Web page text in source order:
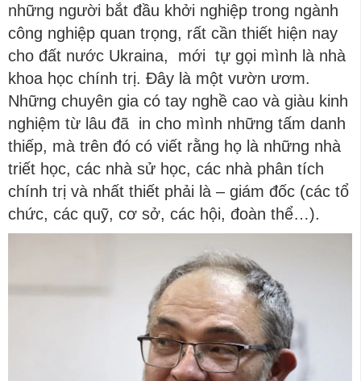
những người bắt đầu khởi nghiệp trong ngành
công nghiệp quan trọng, rất cần thiết hiện nay
cho đất nước Ukraina, mới tự gọi mình là nhà
khoa học chính trị. Đây là một vườn ươm.
Những chuyên gia có tay nghề cao và giàu kinh
nghiệm từ lâu đã in cho mình những tấm danh
thiếp, mà trên đó có viết rằng họ là những nhà
triết học, các nhà sử học, các nhà phân tích
chính trị và nhất thiết phải là – giám đốc (các tổ
chức, các quỹ, cơ sở, các hội, đoàn thể…).